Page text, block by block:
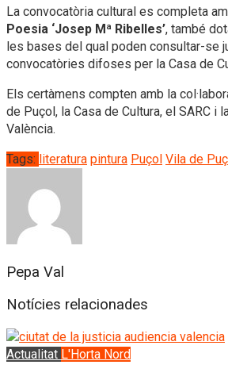
La convocatòria cultural es completa
Poesia ‘Josep Mª Ribelles’, també
les bases del qual poden consultar-se
convocatòries difoses per la Casa de
Els certàmens compten amb la
de Puçol, la Casa de Cultura, el SARC i
València.
Tags: literatura pintura Puçol Vila de
Pepa Val
Notícies relacionades
Actualitat L'Horta Nord